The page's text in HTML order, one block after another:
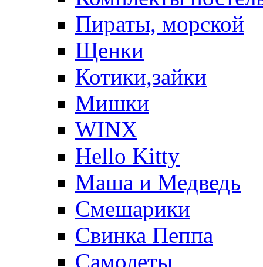
Пираты, морской
Щенки
Котики,зайки
Мишки
WINX
Hello Kitty
Маша и Медведь
Смешарики
Свинка Пеппа
Самолеты